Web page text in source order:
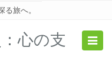
旅へ。
心の支